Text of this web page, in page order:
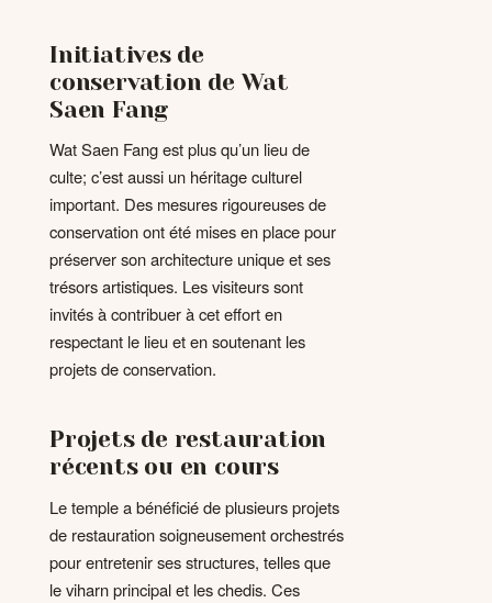
Initiatives de
conservation de Wat
Saen Fang
Wat Saen Fang est plus qu’un lieu de
culte; c’est aussi un héritage culturel
important. Des mesures rigoureuses de
conservation ont été mises en place pour
préserver son architecture unique et ses
trésors artistiques. Les visiteurs sont
invités à contribuer à cet effort en
respectant le lieu et en soutenant les
projets de conservation.
Projets de restauration
récents ou en cours
Le temple a bénéficié de plusieurs projets
de restauration soigneusement orchestrés
pour entretenir ses structures, telles que
le viharn principal et les chedis. Ces